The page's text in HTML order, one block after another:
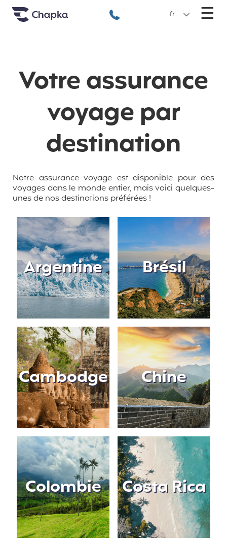
Chapka Assurances Voyages
+33 1 74 85 50 50
fr ☰
Votre assurance
voyage par
destination
Notre assurance voyage est disponible pour des
voyages dans le monde entier, mais voici quelques-
unes de nos destinations préférées !
Argentine Brésil
Cambodge Chine
Colombie Costa Rica